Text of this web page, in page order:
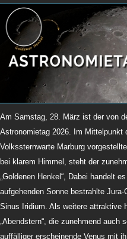
Am Samstag, 28. März ist der von
Astronomietag 2026. Im Mittelpunkt
Volkssternwarte Marburg
bei klarem Himmel, steht der
„Goldenen Henkel“, Dabei handelt
aufgehenden Sonne bestrahlte
Sinus Iridium. Als weitere attraktive
„Abendstern“, die zunehmend auch
auffälliger erscheinende Venus mit